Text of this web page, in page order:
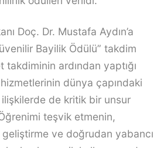
Doç. Dr. Mustafa Aydın’a
Bayilik Ödülü” takdim
takdiminin ardından yaptığı
dünya çapındaki
de kritik bir unsur
teşvik etmenin,
ve doğrudan yabancı